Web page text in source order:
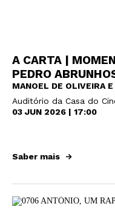
A CARTA |
PEDRO
MANOEL DE OLIVEIRA
Auditório da Casa do
03 JUN 2026 | 17:00
Saber mais